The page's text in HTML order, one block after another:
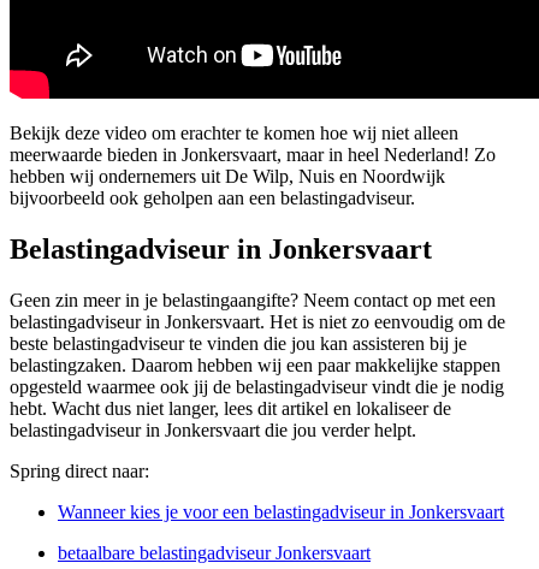
Bekijk deze video om erachter te komen hoe wij niet alleen
meerwaarde bieden in Jonkersvaart, maar in heel Nederland! Zo
hebben wij ondernemers uit De Wilp, Nuis en Noordwijk
bijvoorbeeld ook geholpen aan een belastingadviseur.
Belastingadviseur in Jonkersvaart
Geen zin meer in je belastingaangifte? Neem contact op met een
belastingadviseur in Jonkersvaart. Het is niet zo eenvoudig om de
beste belastingadviseur te vinden die jou kan assisteren bij je
belastingzaken. Daarom hebben wij een paar makkelijke stappen
opgesteld waarmee ook jij de belastingadviseur vindt die je nodig
hebt. Wacht dus niet langer, lees dit artikel en lokaliseer de
belastingadviseur in Jonkersvaart die jou verder helpt.
Spring direct naar:
Wanneer kies je voor een belastingadviseur in Jonkersvaart
betaalbare belastingadviseur Jonkersvaart